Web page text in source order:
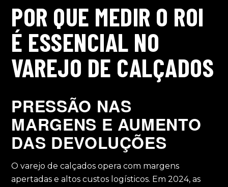
POR QUE MEDIR O ROI
É ESSENCIAL NO
VAREJO DE CALÇADOS
PRESSÃO NAS
MARGENS E AUMENTO
DAS DEVOLUÇÕES
O varejo de calçados opera com margens
apertadas e altos custos logísticos. Em 2024, as